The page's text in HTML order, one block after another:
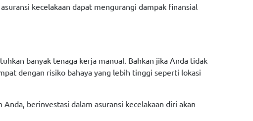
kecelakaan dapat mengurangi dampak finansial
banyak tenaga kerja manual. Bahkan jika Anda tidak
dengan risiko bahaya yang lebih tinggi seperti lokasi
berinvestasi dalam asuransi kecelakaan diri akan